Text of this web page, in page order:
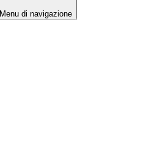
Menu di navigazione